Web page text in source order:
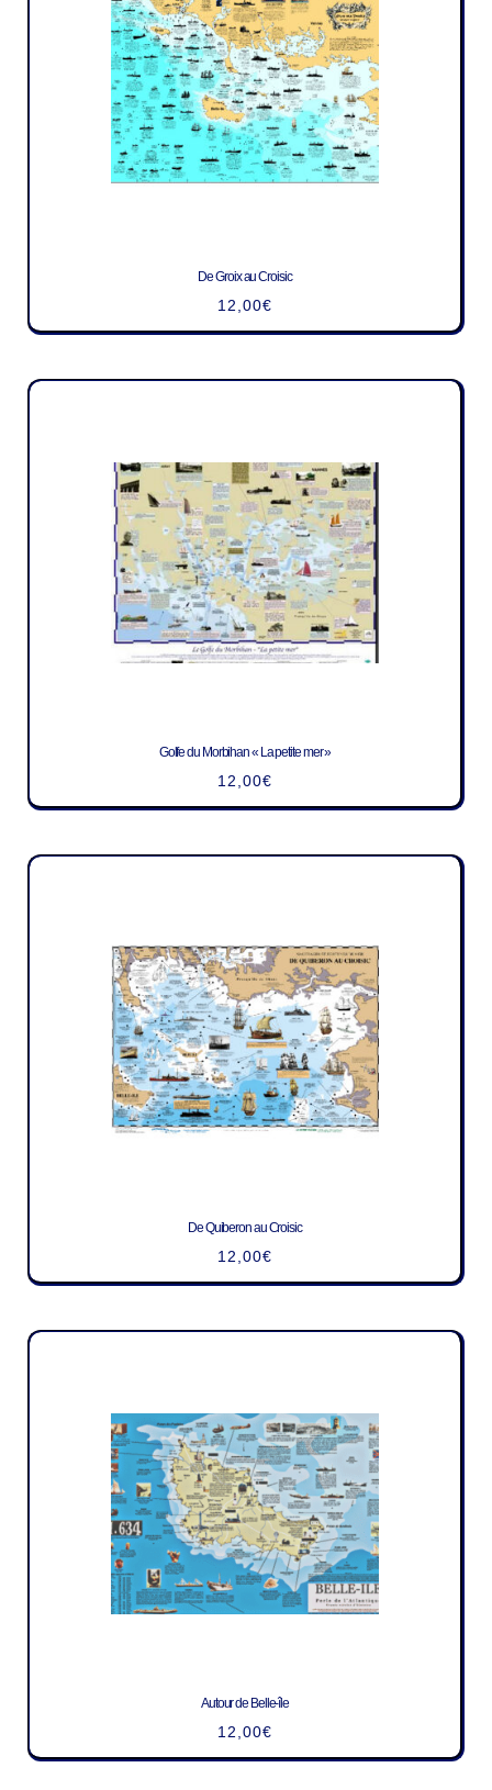
De Groix au Croisic
12,00€
Golfe du Morbihan « La petite mer »
12,00€
De Quiberon au Croisic
12,00€
Autour de Belle-île
12,00€